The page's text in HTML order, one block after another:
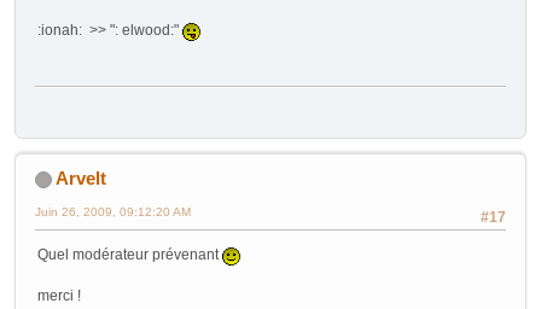
:ionah: >> ": elwood:"
Arvelt
#17
Juin 26, 2009, 09:12:20 AM
Quel modérateur prévenant
merci !